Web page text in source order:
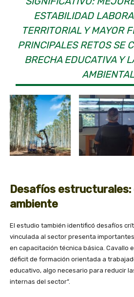
ESTABILIDAD
TERRITORIAL Y MAYOR
PRINCIPALES RETOS SE
BRECHA EDUCATIVA Y
Desafíos estructurales:
ambiente
El estudio también identificó desafíos
vinculada al sector presenta
en capacitación técnica básica. Cavallo
déficit de formación orientada a
educativo, algo necesario para reducir
internas del sector”.